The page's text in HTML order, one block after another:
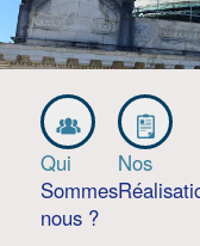
Qui
Sommes
nous ?
Nos